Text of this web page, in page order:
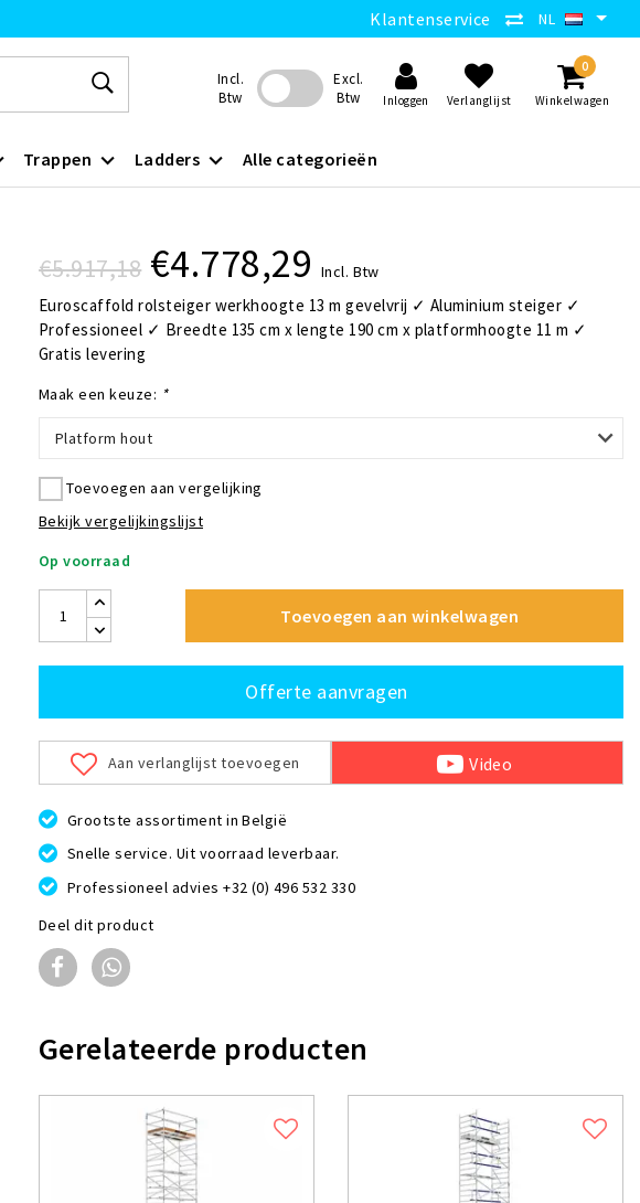
Klantenservice NL
Incl.
Btw
Excl.
Btw
Inloggen Verlanglijst
0
Winkelwagen
Trappen Ladders Alle categorieën
€5.917,18 €4.778,29 Incl. Btw
Euroscaffold rolsteiger werkhoogte 13 m gevelvrij ✓ Aluminium steiger ✓
Professioneel ✓ Breedte 135 cm x lengte 190 cm x platformhoogte 11 m ✓
Gratis levering
Maak een keuze: *
Platform hout
Toevoegen aan vergelijking
Bekijk vergelijkingslijst
Op voorraad
Toevoegen aan winkelwagen
Offerte aanvragen
Aan verlanglijst toevoegen Video
Grootste assortiment in België
Snelle service. Uit voorraad leverbaar.
Professioneel advies +32 (0) 496 532 330
Deel dit product
Gerelateerde producten